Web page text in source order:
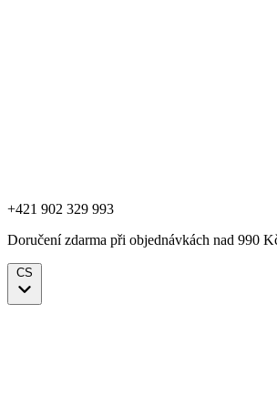
+421 902 329 993
Doručení zdarma při objednávkách nad 990
CS